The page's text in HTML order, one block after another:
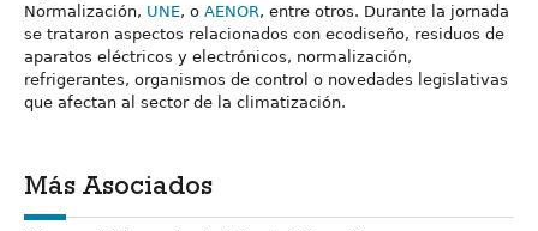
Normalización, UNE, o AENOR, entre otros. Durante la jornada
se trataron aspectos relacionados con ecodiseño, residuos de
aparatos eléctricos y electrónicos, normalización,
refrigerantes, organismos de control o novedades legislativas
que afectan al sector de la climatización.
Más Asociados